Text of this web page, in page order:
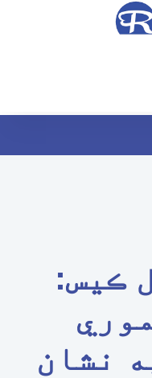
ڪيس:
نشان